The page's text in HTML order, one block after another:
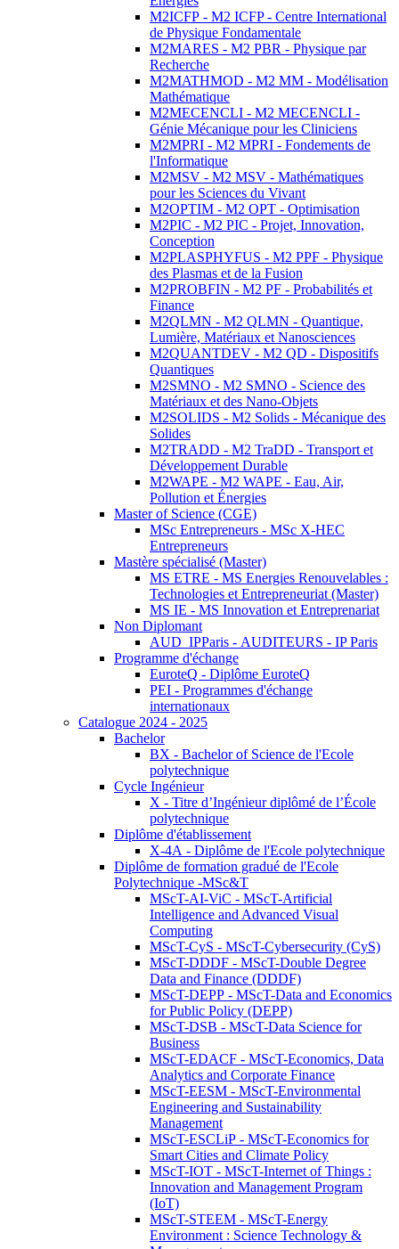
M2ICFP - M2 ICFP - Centre International
de Physique Fondamentale
M2MARES - M2 PBR - Physique par
Recherche
M2MATHMOD - M2 MM - Modélisation
Mathématique
M2MECENCLI - M2 MECENCLI -
Génie Mécanique pour les Cliniciens
M2MPRI - M2 MPRI - Fondements de
l'Informatique
M2MSV - M2 MSV - Mathématiques
pour les Sciences du Vivant
M2OPTIM - M2 OPT - Optimisation
M2PIC - M2 PIC - Projet, Innovation,
Conception
M2PLASPHYFUS - M2 PPF - Physique
des Plasmas et de la Fusion
M2PROBFIN - M2 PF - Probabilités et
Finance
M2QLMN - M2 QLMN - Quantique,
Lumière, Matériaux et Nanosciences
M2QUANTDEV - M2 QD - Dispositifs
Quantiques
M2SMNO - M2 SMNO - Science des
Matériaux et des Nano-Objets
M2SOLIDS - M2 Solids - Mécanique des
Solides
M2TRADD - M2 TraDD - Transport et
Développement Durable
M2WAPE - M2 WAPE - Eau, Air,
Pollution et Énergies
Master of Science (CGE)
MSc Entrepreneurs - MSc X-HEC
Entrepreneurs
Mastère spécialisé (Master)
MS ETRE - MS Energies Renouvelables :
Technologies et Entrepreneuriat (Master)
MS IE - MS Innovation et Entreprenariat
Non Diplomant
AUD_IPParis - AUDITEURS - IP Paris
Programme d'échange
EuroteQ - Diplôme EuroteQ
PEI - Programmes d'échange
internationaux
Catalogue 2024 - 2025
Bachelor
BX - Bachelor of Science de l'Ecole
polytechnique
Cycle Ingénieur
X - Titre d’Ingénieur diplômé de l’École
polytechnique
Diplôme d'établissement
X-4A - Diplôme de l'Ecole polytechnique
Diplôme de formation gradué de l'Ecole
Polytechnique -MSc&T
MScT-AI-ViC - MScT-Artificial
Intelligence and Advanced Visual
Computing
MScT-CyS - MScT-Cybersecurity (CyS)
MScT-DDDF - MScT-Double Degree
Data and Finance (DDDF)
MScT-DEPP - MScT-Data and Economics
for Public Policy (DEPP)
MScT-DSB - MScT-Data Science for
Business
MScT-EDACF - MScT-Economics, Data
Analytics and Corporate Finance
MScT-EESM - MScT-Environmental
Engineering and Sustainability
Management
MScT-ESCLiP - MScT-Economics for
Smart Cities and Climate Policy
MScT-IOT - MScT-Internet of Things :
Innovation and Management Program
(IoT)
MScT-STEEM - MScT-Energy
Environment : Science Technology &